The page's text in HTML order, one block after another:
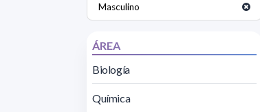
Masculino
ÁREA
Biología
Química